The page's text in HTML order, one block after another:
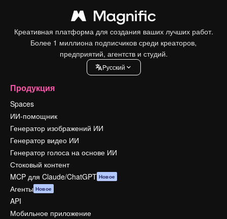
Креативная платформа для создания ваших лучших работ.
Более 1 миллиона подписчиков среди креаторов,
предприятий, агентств и студий.
Pусский
Продукция
Spaces
ИИ-помощник
Генератор изображений ИИ
Генератор видео ИИ
Генератор голоса на основе ИИ
Стоковый контент
MCP для Claude/ChatGPT Новое
Агенты Новое
API
Мобильное приложение